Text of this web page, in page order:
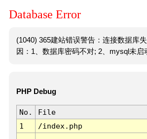
Database Error
(1040) 365建站错误警告：连接数据库
因：1、数据库密码不对; 2、mysql未启
PHP Debug
No. File
1
/index.php